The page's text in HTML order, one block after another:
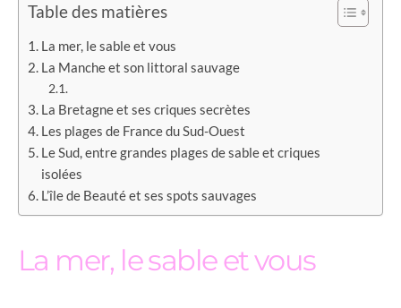
Table des matières
La mer, le sable et vous
La Manche et son littoral sauvage
La Bretagne et ses criques secrètes
Les plages de France du Sud-Ouest
Le Sud, entre grandes plages de sable et criques
isolées
L’île de Beauté et ses spots sauvages
La mer, le sable et vous